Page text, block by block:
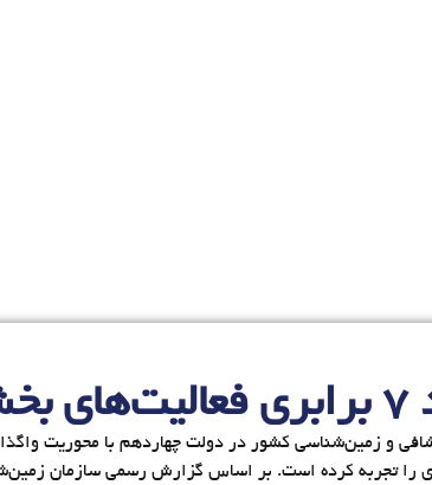
چهاردهم
و زمین‌شناسی کشور در دولت چهاردهم با محوریت
را تجربه کرده است. بر اساس گزارش رسمی سازمان